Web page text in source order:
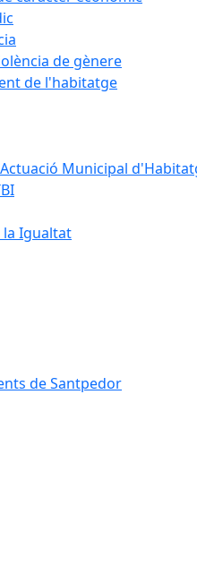
de gènere
de l'habitatge
Municipal
Igualtat
de Santpedor